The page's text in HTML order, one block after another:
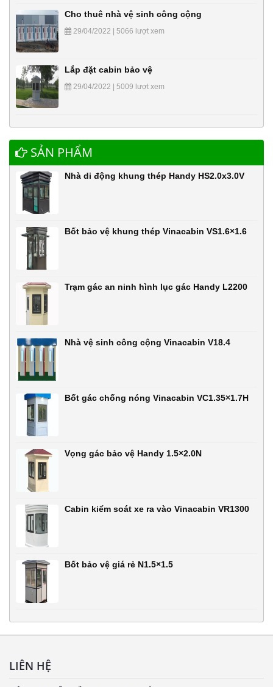
Cho thuê nhà vệ sinh công cộng
29/04/2022 | 5066 lượt xem
Lắp đặt cabin bảo vệ
29/04/2022 | 5009 lượt xem
SẢN PHẨM
Nhà di động khung thép Handy HS2.0x3.0V
Bốt bảo vệ khung thép Vinacabin VS1.6×1.6
Trạm gác an ninh hình lục gác Handy L2200
Nhà vệ sinh công cộng Vinacabin V18.4
Bốt gác chống nóng Vinacabin VC1.35×1.7H
Vọng gác bảo vệ Handy 1.5×2.0N
Cabin kiểm soát xe ra vào Vinacabin VR1300
Bốt bảo vệ giá rẻ N1.5×1.5
LIÊN HỆ